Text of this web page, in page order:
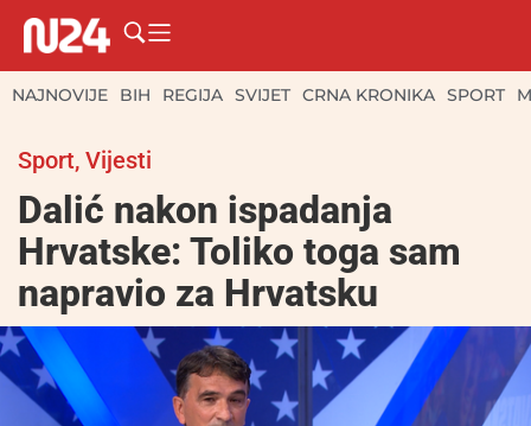
NAJNOVIJE BIH REGIJA SVIJET CRNA KRONIKA SPORT
Sport, Vijesti
Dalić nakon ispadanja
Hrvatske: Toliko toga sam
napravio za Hrvatsku